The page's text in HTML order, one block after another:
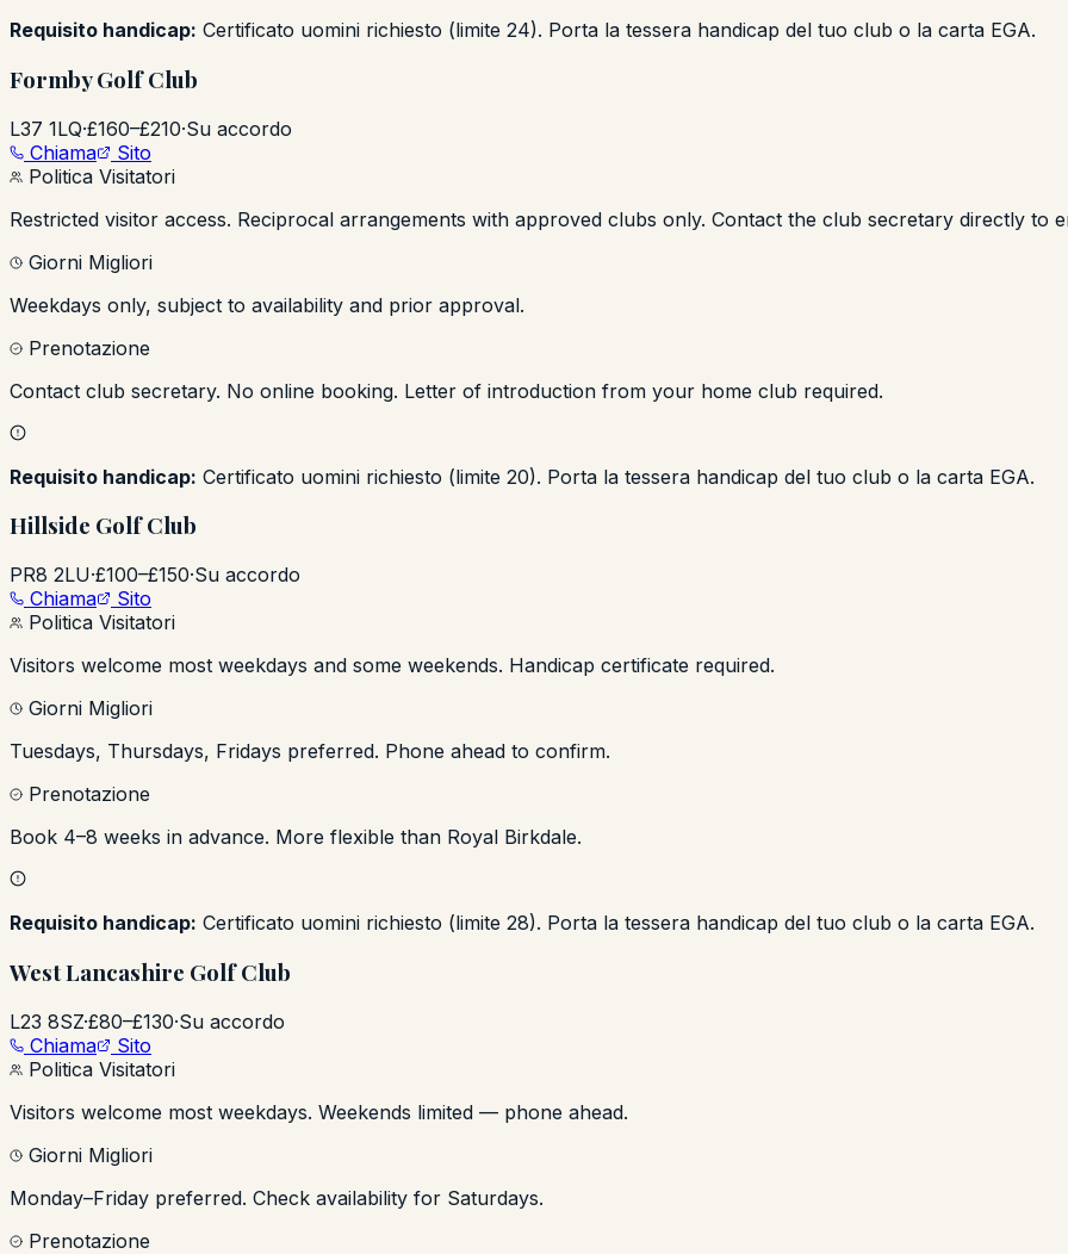
Requisito handicap: Certificato uomini richiesto (limite 24). Porta la tessera handicap del tuo club o la carta EGA.
Formby Golf Club
L37 1LQ·£160–£210·Su accordo
Chiama
Sito
Politica Visitatori
Restricted visitor access. Reciprocal arrangements with approved clubs only. Contact the club secretary directly to
Giorni Migliori
Weekdays only, subject to availability and prior approval.
Prenotazione
Contact club secretary. No online booking. Letter of introduction from your home club required.
Requisito handicap: Certificato uomini richiesto (limite 20). Porta la tessera handicap del tuo club o la carta EGA.
Hillside Golf Club
PR8 2LU·£100–£150·Su accordo
Chiama
Sito
Politica Visitatori
Visitors welcome most weekdays and some weekends. Handicap certificate required.
Giorni Migliori
Tuesdays, Thursdays, Fridays preferred. Phone ahead to confirm.
Prenotazione
Book 4–8 weeks in advance. More flexible than Royal Birkdale.
Requisito handicap: Certificato uomini richiesto (limite 28). Porta la tessera handicap del tuo club o la carta EGA.
West Lancashire Golf Club
L23 8SZ·£80–£130·Su accordo
Chiama
Sito
Politica Visitatori
Visitors welcome most weekdays. Weekends limited — phone ahead.
Giorni Migliori
Monday–Friday preferred. Check availability for Saturdays.
Prenotazione